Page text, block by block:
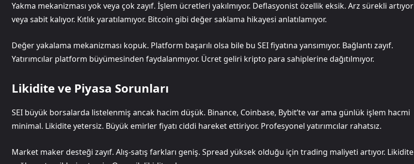
Yakma mekanizması yok veya çok zayıf. İşlem ücretleri yakılmıyor. Deflasyonist özellik eksik. Arz sürekli artıyor
veya sabit kalıyor. Kıtlık yaratılamıyor. Bitcoin gibi değer saklama hikayesi anlatılamıyor.
Değer yakalama mekanizması kopuk. Platform başarılı olsa bile bu SEI fiyatına yansımıyor. Bağlantı zayıf.
Yatırımcılar platform büyümesinden faydalanmıyor. Ücret geliri kripto para sahiplerine dağıtılmıyor.
Likidite ve Piyasa Sorunları
SEI büyük borsalarda listelenmiş ancak hacim düşük. Binance, Coinbase, Bybit’te var ama günlük işlem hacmi
minimal. Likidite yetersiz. Büyük emirler fiyatı ciddi hareket ettiriyor. Profesyonel yatırımcılar rahatsız.
Market maker desteği zayıf. Alış-satış farkları geniş. Spread yüksek olduğu için trading maliyeti artıyor. Likidite